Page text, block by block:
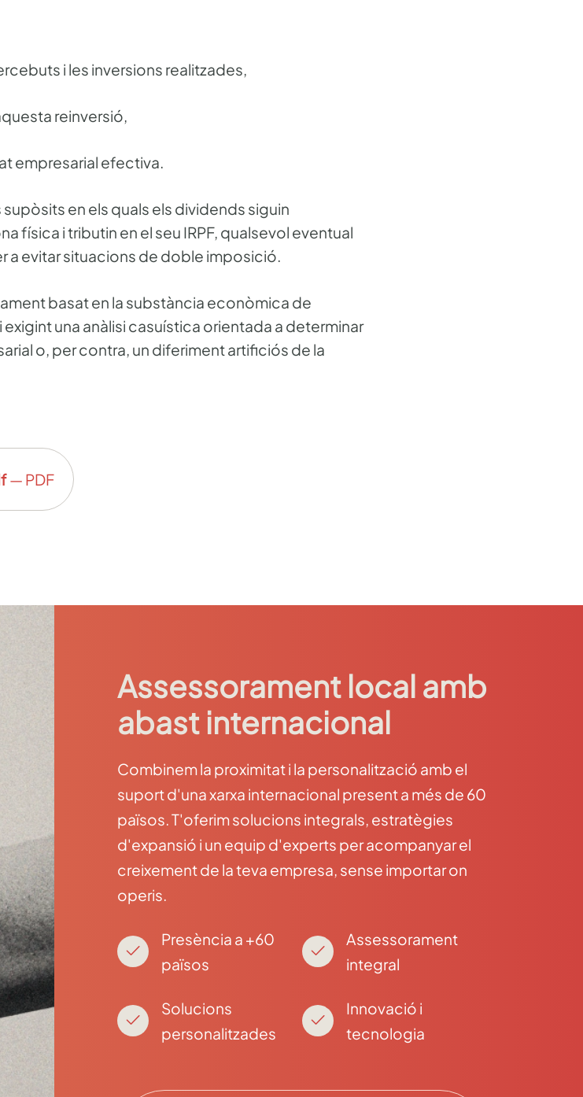
i les inversions realitzades,
reinversió,
empresarial efectiva.
en els quals els dividends siguin
física i tributin en el seu IRPF, qualsevol eventual
a evitar situacions de doble imposició.
basat en la substància econòmica de
una anàlisi casuística orientada a determinar
o, per contra, un diferiment artificiós de la
— PDF
Assessorament local amb
abast internacional
Combinem la proximitat i la personalització amb el
suport d'una xarxa internacional present a més de 60
països. T'oferim solucions integrals, estratègies
d'expansió i un equip d'experts per acompanyar el
creixement de la teva empresa, sense importar on
operis.
Presència a +60
països
Solucions
personalitzades
Assessorament
integral
Innovació i
tecnologia